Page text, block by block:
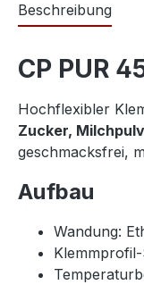
Beschreibung
CP PUR
Hochflexibler
Zucker,
geschmacksfrei,
Aufbau
Wandung: